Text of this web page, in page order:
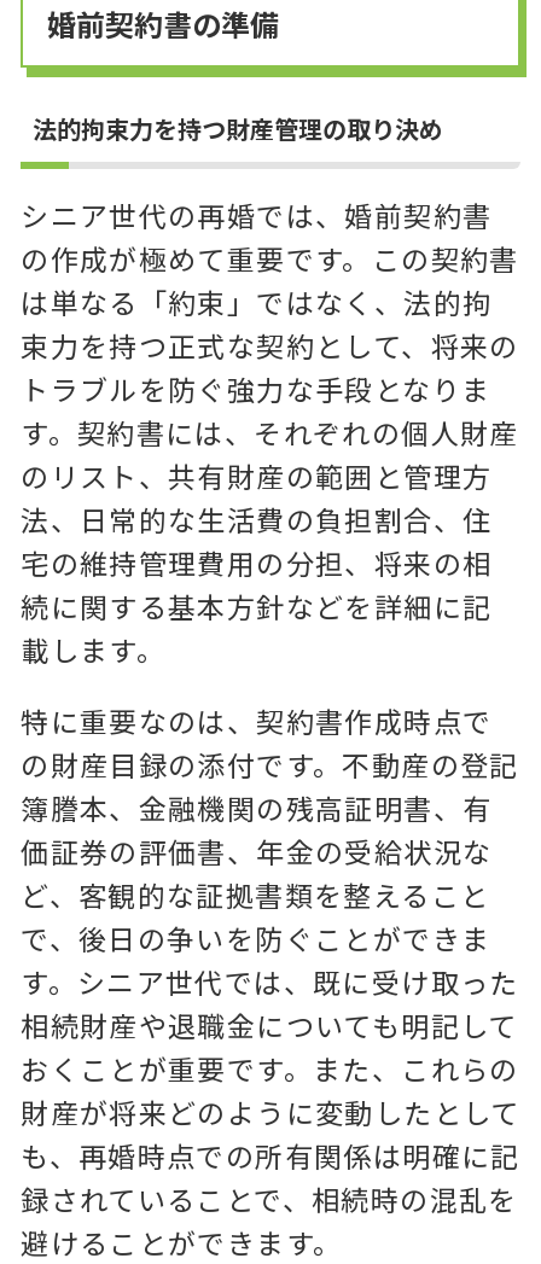
婚前契約書の準備
法的拘束力を持つ財産管理の取り決め
シニア世代の再婚では、婚前契約書
の作成が極めて重要です。この契約書
は単なる「約束」ではなく、法的拘
束力を持つ正式な契約として、将来の
トラブルを防ぐ強力な手段となりま
す。契約書には、それぞれの個人財産
のリスト、共有財産の範囲と管理方
法、日常的な生活費の負担割合、住
宅の維持管理費用の分担、将来の相
続に関する基本方針などを詳細に記
載します。
特に重要なのは、契約書作成時点で
の財産目録の添付です。不動産の登記
簿謄本、金融機関の残高証明書、有
価証券の評価書、年金の受給状況な
ど、客観的な証拠書類を整えること
で、後日の争いを防ぐことができま
す。シニア世代では、既に受け取った
相続財産や退職金についても明記して
おくことが重要です。また、これらの
財産が将来どのように変動したとして
も、再婚時点での所有関係は明確に記
録されていることで、相続時の混乱を
避けることができます。